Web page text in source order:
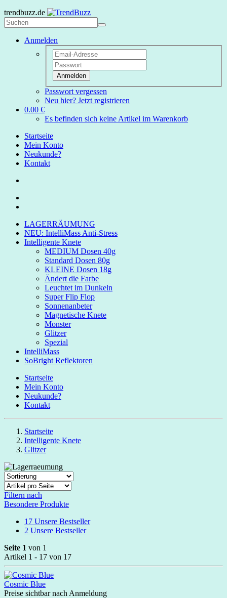
trendbuzz.de
Anmelden
Anmelden
Passwort vergessen
Neu hier? Jetzt registrieren
0.00 €
Es befinden sich keine Artikel im Warenkorb
Startseite
Mein Konto
Neukunde?
Kontakt
LAGERRÄUMUNG
NEU: IntelliMass Anti-Stress
Intelligente Knete
MEDIUM Dosen 40g
Standard Dosen 80g
KLEINE Dosen 18g
Ändert die Farbe
Leuchtet im Dunkeln
Super Flip Flop
Sonnenanbeter
Magnetische Knete
Monster
Glitzer
Spezial
IntelliMass
SoBright Reflektoren
Startseite
Mein Konto
Neukunde?
Kontakt
Startseite
Intelligente Knete
Glitzer
Filtern nach
Besondere Produkte
17 Unsere Bestseller
2 Unsere Bestseller
Seite 1 von 1
Artikel 1 - 17 von 17
Cosmic Blue
Preise sichtbar nach Anmeldung